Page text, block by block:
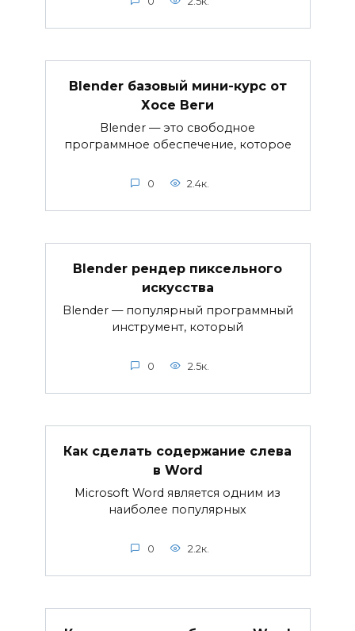
Blender базовый мини-курс от
Хосе Веги
Blender — это свободное
программное обеспечение, которое
0 2.4к.
Blender рендер пиксельного
искусства
Blender — популярный программный
инструмент, который
0 2.5к.
Как сделать содержание слева
в Word
Microsoft Word является одним из
наиболее популярных
0 2.2к.